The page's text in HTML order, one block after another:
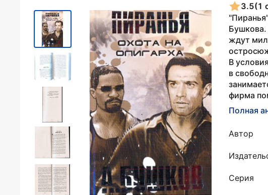
3.5(1
ждут
В
в
фирма
Полная
Автор
Серия